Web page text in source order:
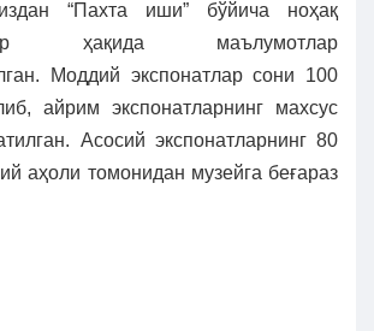
“Пахта иши” бўйича ноҳақ
ҳақида маълумотлар
Моддий экспонатлар сони 100
айрим экспонатларнинг махсус
Асосий экспонатларнинг 80
аҳоли томонидан музейга беғараз